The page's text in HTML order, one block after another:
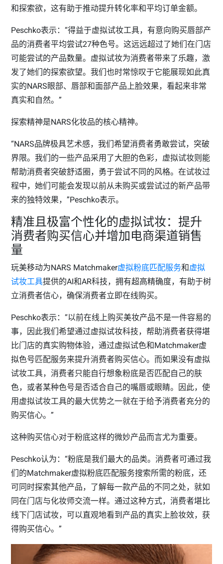
和探索欲，这有助于推动提升转化率和平均订单金额。
Peschko表示：“得益于虚拟试妆工具，有意向购买唇部产
品的消费者平均尝试27种色号。这远远超过了她们在门店
可能尝试的产品数量。虚拟试妆为消费者带来了乐趣，激
发了她们的探索欲望。我们也时常惊叹于它能展现如此真
实的NARS眼部、唇部和面部产品上脸效果，看起来非常
真实和自然。”
探索精神是NARS化妆品的核心精神。
“NARS品牌极具艺术感，我们希望消费者勇敢尝试，突破
界限。我们的一些产品采用了大胆的色彩，虚拟试妆则能
帮助消费者突破舒适圈，勇于尝试不同的风格。在试妆过
程中，她们可能会发现以前从未购买或尝试过的新产品带
来的独特效果，”Peschko表示。
精准且极富个性化的虚拟试妆：提升
消费者购买信心并增加电商渠道销售
量
玩美移动为NARS Matchmaker虚拟粉底匹配服务和虚拟
试妆工具提供的AI和AR科技，拥有超高精确度，有助于树
立消费者信心，确保消费者立即在线购买。
Peschko表示：“以前在线上购买美妆产品不是一件容易的
事，因此我们希望通过虚拟试妆科技，帮助消费者获得堪
比门店的真实购物体验，通过虚拟试色和Matchmaker虚
拟色号匹配服务来提升消费者购买信心。而如果没有虚拟
试妆工具，消费者只能自行想象粉底是否匹配自己的肤
色，或者某种色号是否适合自己的嘴唇或眼睛。因此，使
用虚拟试妆工具的最大优势之一就在于给予消费者充分的
购买信心。”
这种购买信心对于粉底这样的微妙产品而言尤为重要。
Peschko认为：“粉底是我们最大的品类。消费者可通过我
们的Matchmaker虚拟粉底匹配服务搜索所需的粉底，还
可同时探索其他产品，了解每一款产品的不同之处，就如
同在门店与化妆师交流一样。通过这种方式，消费者堪比
线下门店试妆，可以直观地看到产品的真实上脸妆效，获
得购买信心。”